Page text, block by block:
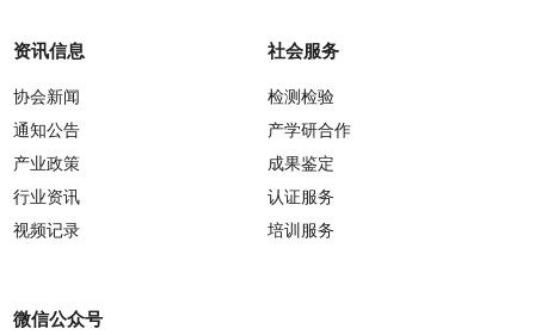
资讯信息
协会新闻
通知公告
产业政策
行业资讯
视频记录
社会服务
检测检验
产学研合作
成果鉴定
认证服务
培训服务
微信公众号